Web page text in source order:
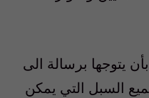
يتوجها برسالة الى
السبل التي يمكن